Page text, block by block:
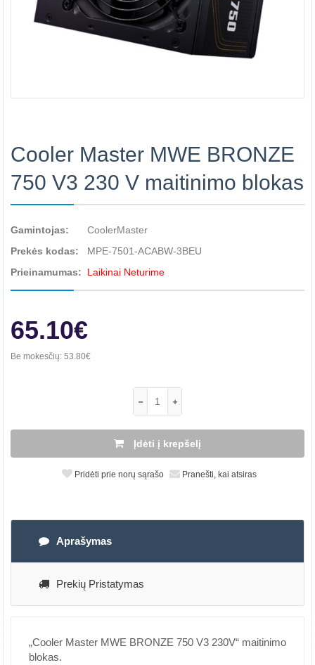
Cooler Master MWE BRONZE
750 V3 230 V maitinimo blokas
Gamintojas:
CoolerMaster
Prekės kodas:
MPE-7501-ACABW-3BEU
Prieinamumas:
Laikinai Neturime
65.10€
Be mokesčių: 53.80€
Įdėti į krepšelį
Pridėti prie norų sąrašo Pranešti, kai atsiras
Aprašymas
Prekių Pristatymas
„Cooler Master MWE BRONZE 750 V3 230V“ maitinimo
blokas.